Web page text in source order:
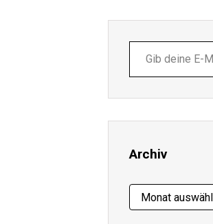
deine
E-
ein ...
Archiv
Archiv